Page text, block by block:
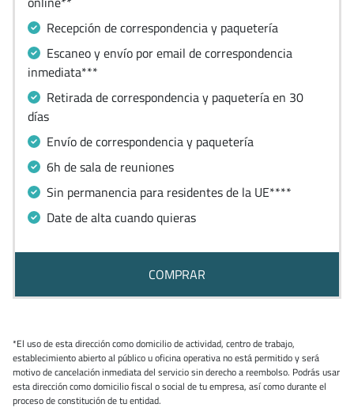
Recepción de correspondencia y paquetería
Escaneo y envío por email de correspondencia
inmediata***
Retirada de correspondencia y paquetería en 30
días
Envío de correspondencia y paquetería
6h de sala de reuniones
Sin permanencia para residentes de la UE****
Date de alta cuando quieras
COMPRAR
*El uso de esta dirección como domicilio de actividad, centro de trabajo,
establecimiento abierto al público u oficina operativa no está permitido y será
motivo de cancelación inmediata del servicio sin derecho a reembolso. Podrás usar
esta dirección como domicilio fiscal o social de tu empresa, así como durante el
proceso de constitución de tu entidad.